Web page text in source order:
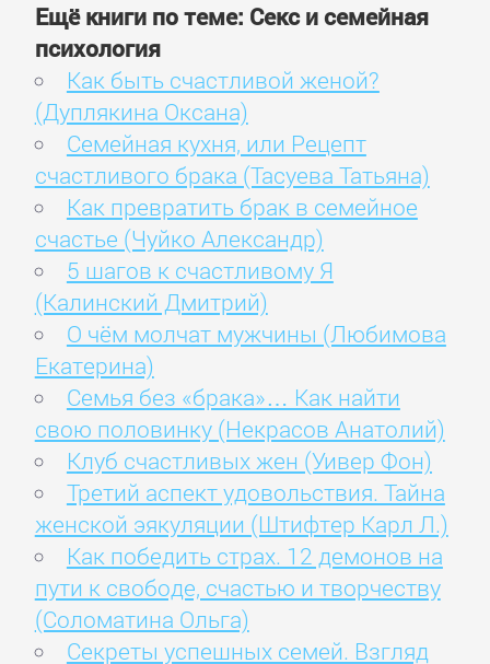
Ещё книги по теме: Секс и семейная
психология
Как быть счастливой женой?
(Дуплякина Оксана)
Семейная кухня, или Рецепт
счастливого брака (Тасуева Татьяна)
Как превратить брак в семейное
счастье (Чуйко Александр)
5 шагов к счастливому Я
(Калинский Дмитрий)
О чём молчат мужчины (Любимова
Екатерина)
Семья без «брака»… Как найти
свою половинку (Некрасов Анатолий)
Клуб счастливых жен (Уивер Фон)
Третий аспект удовольствия. Тайна
женской эякуляции (Штифтер Карл Л.)
Как победить страх. 12 демонов на
пути к свободе, счастью и творчеству
(Соломатина Ольга)
Секреты успешных семей. Взгляд